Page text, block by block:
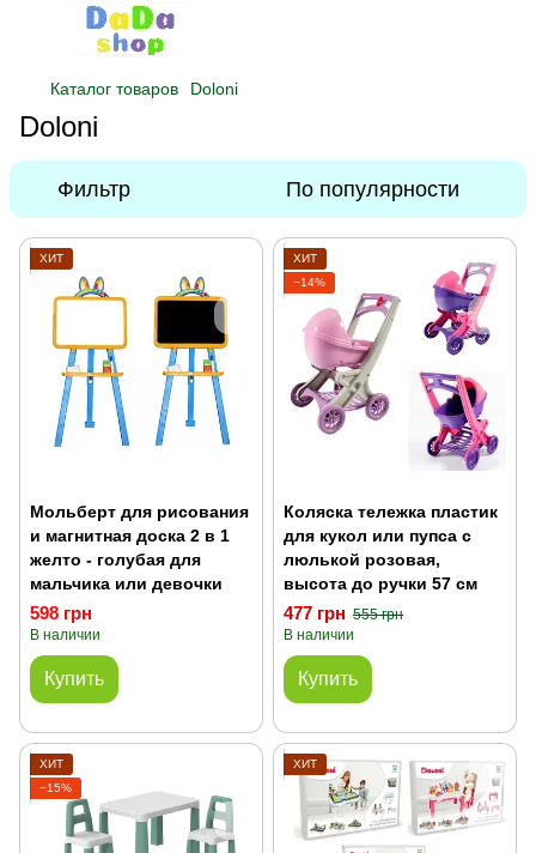
Каталог товаров Doloni
Doloni
Фильтр По популярности
ХИТ
Мольберт для рисования
и магнитная доска 2 в 1
желто - голубая для
мальчика или девочки
598 грн
В наличии
Купить
ХИТ
−14%
Коляска тележка пластик
для кукол или пупса с
люлькой розовая,
высота до ручки 57 см
477 грн 555 грн
В наличии
Купить
ХИТ
−15%
ХИТ